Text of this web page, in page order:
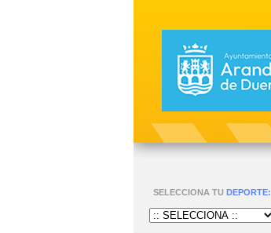
SELECCIONA TU DEPORTE: